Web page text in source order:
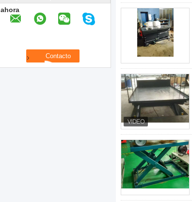
ahora